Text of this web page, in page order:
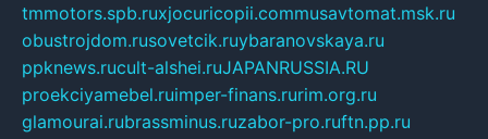
tmmotors.spb.ruxjocuricopii.commusavtomat.msk.ru
obustrojdom.rusovetcik.ruybaranovskaya.ru
ppknews.rucult-alshei.ruJAPANRUSSIA.RU
proekciyamebel.ruimper-finans.rurim.org.ru
glamourai.rubrassminus.ruzabor-pro.ruftn.pp.ru